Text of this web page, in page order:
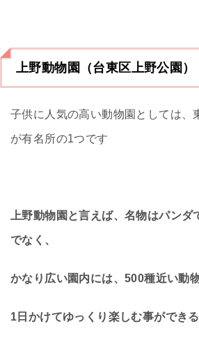
上野動物園（台東区上野公園）
子供に人気の高い動物園としては、
が有名所の1つです
上野動物園と言えば、名物はパン
でなく、
かなり広い園内には、500種近い動
1日かけてゆっくり楽しむ事ができ